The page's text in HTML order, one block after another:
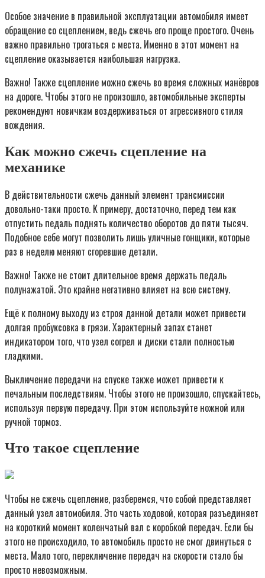
Особое значение в правильной эксплуатации автомобиля имеет
обращение со сцеплением, ведь сжечь его проще простого. Очень
важно правильно трогаться с места. Именно в этот момент на
сцепление оказывается наибольшая нагрузка.
Важно! Также сцепление можно сжечь во время сложных манёвров
на дороге. Чтобы этого не произошло, автомобильные эксперты
рекомендуют новичкам воздерживаться от агрессивного стиля
вождения.
Как можно сжечь сцепление на
механике
В действительности сжечь данный элемент трансмиссии
довольно-таки просто. К примеру, достаточно, перед тем как
отпустить педаль поднять количество оборотов до пяти тысяч.
Подобное себе могут позволить лишь уличные гонщики, которые
раз в неделю меняют сгоревшие детали.
Важно! Также не стоит длительное время держать педаль
полунажатой. Это крайне негативно влияет на всю систему.
Ещё к полному выходу из строя данной детали может привести
долгая пробуксовка в грязи. Характерный запах станет
индикатором того, что узел согрел и диски стали полностью
гладкими.
Выключение передачи на спуске также может привести к
печальным последствиям. Чтобы этого не произошло, спускайтесь,
используя первую передачу. При этом используйте ножной или
ручной тормоз.
Что такое сцепление
Чтобы не сжечь сцепление, разберемся, что собой представляет
данный узел автомобиля. Это часть ходовой, которая разъединяет
на короткий момент коленчатый вал с коробкой передач. Если бы
этого не происходило, то автомобиль просто не смог двинуться с
места. Мало того, переключение передач на скорости стало бы
просто невозможным.